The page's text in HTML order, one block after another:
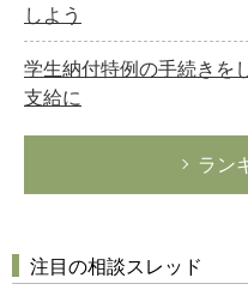
しよう
学生納付特例の手続きを
支給に
ラン
注目の相談スレッド